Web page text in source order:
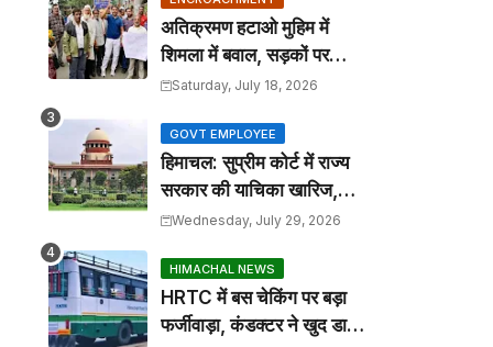
अतिक्रमण हटाओ मुहिम में
शिमला में बवाल, सड़कों पर
कटोरा लेकर उतरे तहबाजारी
Saturday, July 18, 2026
GOVT EMPLOYEE
हिमाचल: सुप्रीम कोर्ट में राज्य
सरकार की याचिका खारिज,
सरकारी कर्मचारियों को बड़ी
Wednesday, July 29, 2026
HIMACHAL NEWS
HRTC में बस चेकिंग पर बड़ा
फर्जीवाड़ा, कंडक्टर ने खुद डाल